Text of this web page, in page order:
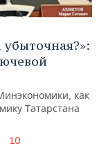
как
Татарстана
10